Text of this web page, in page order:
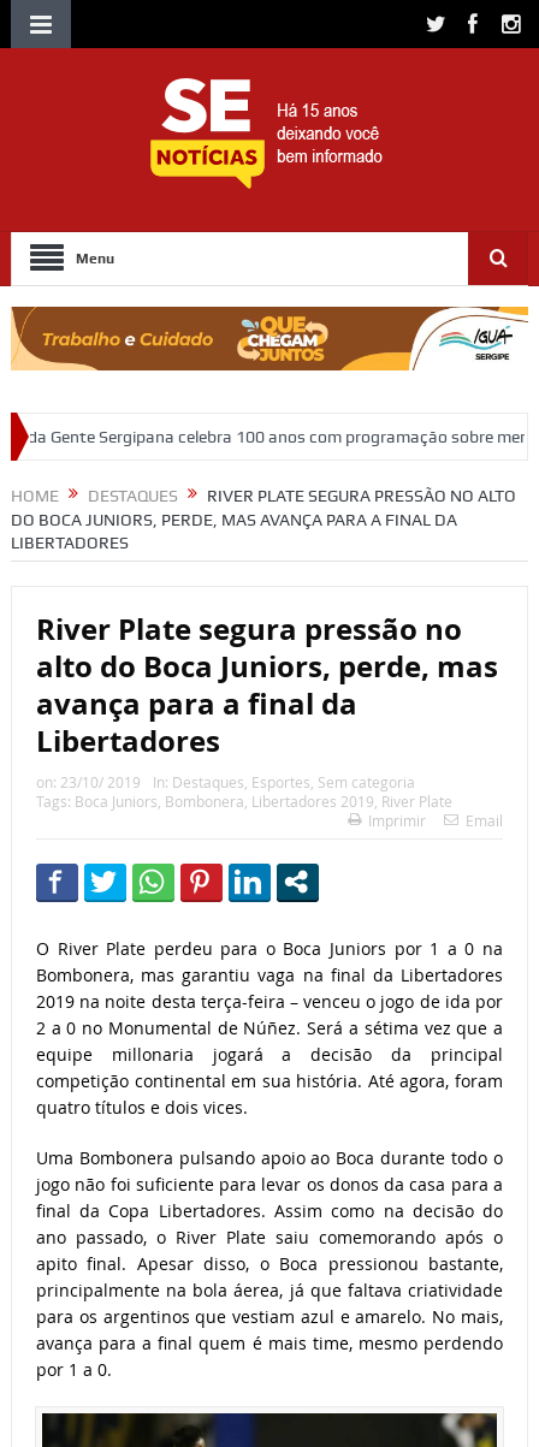
Menu
celebra 100 anos com programação sobre memória, educação e
HOME DESTAQUES
RIVER PLATE SEGURA PRESSÃO NO ALTO
DO BOCA JUNIORS, PERDE, MAS AVANÇA PARA A FINAL DA
LIBERTADORES
River Plate segura pressão no
alto do Boca Juniors, perde, mas
avança para a final da
Libertadores
on: 23/10/ 2019 In: Destaques, Esportes, Sem categoria
Tags: Boca Juniors, Bombonera, Libertadores 2019, River Plate
Imprimir
Email
O River Plate perdeu para o Boca Juniors por 1 a 0 na
Bombonera, mas garantiu vaga na final da Libertadores
2019 na noite desta terça-feira – venceu o jogo de ida por
2 a 0 no Monumental de Núñez. Será a sétima vez que a
equipe millonaria jogará a decisão da principal
competição continental em sua história. Até agora, foram
quatro títulos e dois vices.
Uma Bombonera pulsando apoio ao Boca durante todo o
jogo não foi suficiente para levar os donos da casa para a
final da Copa Libertadores. Assim como na decisão do
ano passado, o River Plate saiu comemorando após o
apito final. Apesar disso, o Boca pressionou bastante,
principalmente na bola áerea, já que faltava criatividade
para os argentinos que vestiam azul e amarelo. No mais,
avança para a final quem é mais time, mesmo perdendo
por 1 a 0.